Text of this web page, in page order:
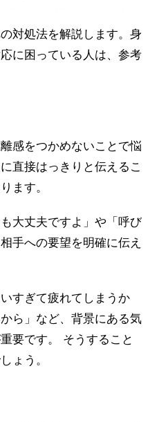
対処法を解説します。身
に困っている人は、参考
感をつかめないことで悩
直接はっきりと伝えるこ
ます。
大丈夫ですよ」や「呼び
手への要望を明確に伝え
すぎて疲れてしまうか
ら」など、背景にある気
要です。 そうすること
ょう。